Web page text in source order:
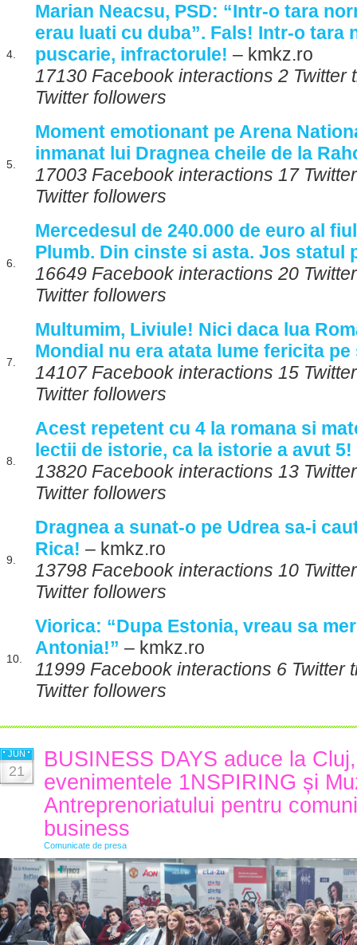
4.
Marian Neacsu, PSD: “Intr-o tara
erau luati cu duba”. Fals! Intr-o tara
puscarie, infractorule! – kmkz.ro
17130 Facebook interactions 2 Twitter
Twitter followers
5.
Moment emotionant pe Arena
inmanat lui Dragnea cheile de la
17003 Facebook interactions 17
Twitter followers
6.
Mercedesul de 240.000 de euro al
Plumb. Din cinste si asta. Jos statul
16649 Facebook interactions 20
Twitter followers
7.
Multumim, Liviule! Nici daca lua
Mondial nu era atata lume fericita
14107 Facebook interactions 15
Twitter followers
8.
Acest repetent cu 4 la romana si
lectii de istorie, ca la istorie a avut 5!
13820 Facebook interactions 13
Twitter followers
9.
Dragnea a sunat-o pe Udrea sa-i
Rica! – kmkz.ro
13798 Facebook interactions 10
Twitter followers
10.
Viorica: “Dupa Estonia, vreau sa
Antonia!” – kmkz.ro
11999 Facebook interactions 6 Twitter
Twitter followers
JUN
21
BUSINESS DAYS aduce la
evenimentele 1NSPIRING și
Antreprenoriatului pentru
business
Comunicate de presa